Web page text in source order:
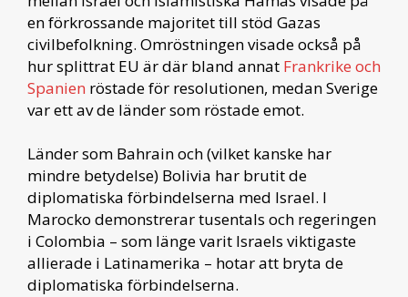
en förkrossande majoritet till stöd Gazas
civilbefolkning. Omröstningen visade också på
hur splittrat EU är där bland annat Frankrike och
Spanien röstade för resolutionen, medan Sverige
var ett av de länder som röstade emot.
Länder som Bahrain och (vilket kanske har
mindre betydelse) Bolivia har brutit de
diplomatiska förbindelserna med Israel. I
Marocko demonstrerar tusentals och regeringen
i Colombia – som länge varit Israels viktigaste
allierade i Latinamerika – hotar att bryta de
diplomatiska förbindelserna.